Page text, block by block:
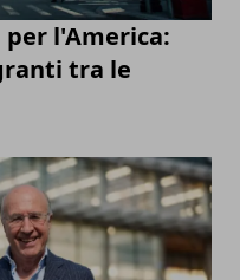
l'America:
tra le